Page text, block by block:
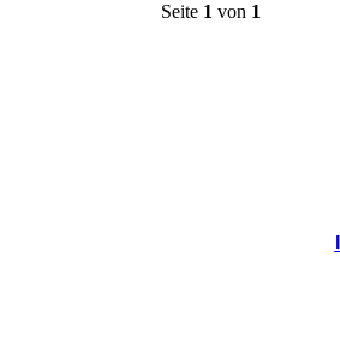
Seite 1 von 1